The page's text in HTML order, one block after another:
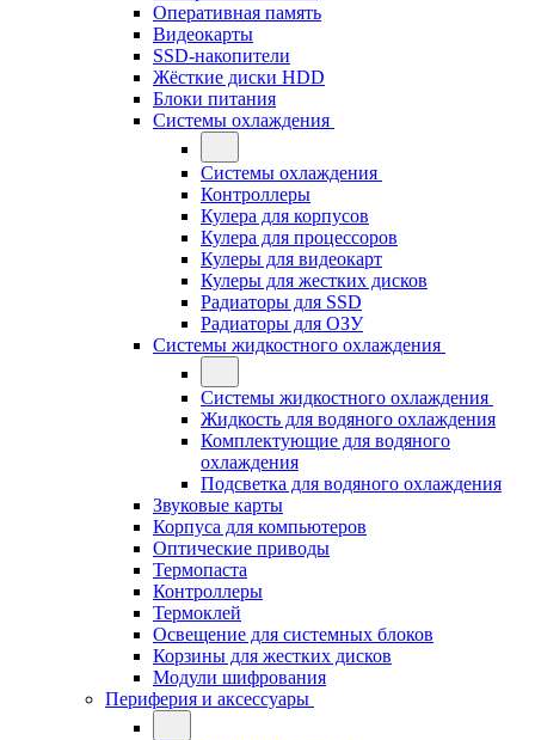
Оперативная память
Видеокарты
SSD-накопители
Жёсткие диски HDD
Блоки питания
Системы охлаждения
Системы охлаждения
Контроллеры
Кулера для корпусов
Кулера для процессоров
Кулеры для видеокарт
Кулеры для жестких дисков
Радиаторы для SSD
Радиаторы для ОЗУ
Системы жидкостного охлаждения
Системы жидкостного охлаждения
Жидкость для водяного охлаждения
Комплектующие для водяного
охлаждения
Подсветка для водяного охлаждения
Звуковые карты
Корпуса для компьютеров
Оптические приводы
Термопаста
Контроллеры
Термоклей
Освещение для системных блоков
Корзины для жестких дисков
Модули шифрования
Периферия и аксессуары